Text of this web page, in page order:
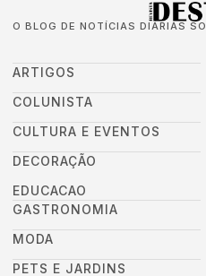
O BLOG DE NOTÍCIAS DIÁRIAS
ARTIGOS
COLUNISTA
CULTURA E EVENTOS
DECORAÇÃO
EDUCACAO
GASTRONOMIA
MODA
PETS E JARDINS